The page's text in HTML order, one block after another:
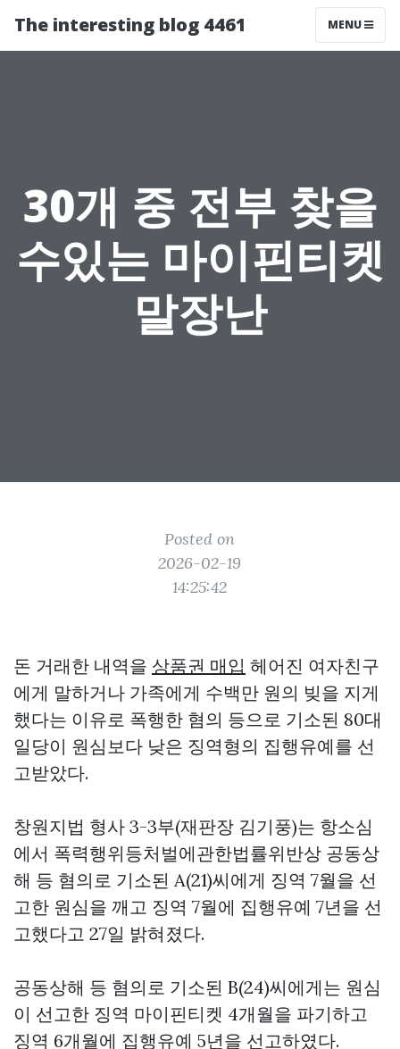
The interesting blog 4461 MENU
30개 중 전부 찾을
수있는 마이핀티켓
말장난
Posted on
2026-02-19
14:25:42
돈 거래한 내역을 상품권 매입 헤어진 여자친구
에게 말하거나 가족에게 수백만 원의 빚을 지게
했다는 이유로 폭행한 혐의 등으로 기소된 80대
일당이 원심보다 낮은 징역형의 집행유예를 선
고받았다.
창원지법 형사 3-3부(재판장 김기풍)는 항소심
에서 폭력행위등처벌에관한법률위반상 공동상
해 등 혐의로 기소된 A(21)씨에게 징역 7월을 선
고한 원심을 깨고 징역 7월에 집행유예 7년을 선
고했다고 27일 밝혀졌다.
공동상해 등 혐의로 기소된 B(24)씨에게는 원심
이 선고한 징역 마이핀티켓 4개월을 파기하고
징역 6개월에 집행유예 5년을 선고하였다.